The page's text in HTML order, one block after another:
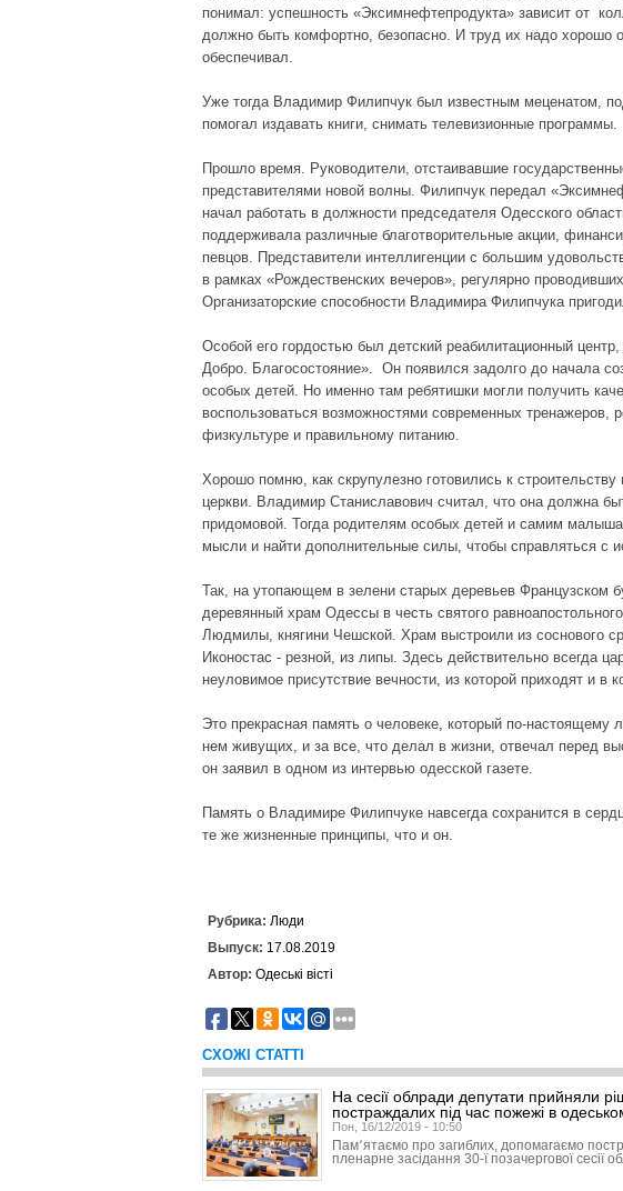
понимал: успешность «Эксимнефтепродукта» зависит от
должно быть комфортно, безопасно. И труд их надо хорошо
обеспечивал.
Уже тогда Владимир Филипчук был известным меценатом,
помогал издавать книги, снимать телевизионные программы.
Прошло время. Руководители, отстаивавшие
представителями новой волны. Филипчук передал
начал работать в должности председателя Одесского
поддерживала различные благотворительные акции,
певцов. Представители интеллигенции с большим
в рамках «Рождественских вечеров», регулярно
Организаторские способности Владимира Филипчука
Особой его гордостью был детский реабилитационный
Добро. Благосостояние». Он появился задолго до начала
особых детей. Но именно там ребятишки могли получить
воспользоваться возможностями современных тренажеров,
физкультуре и правильному питанию.
Хорошо помню, как скрупулезно готовились к строительству
церкви. Владимир Станиславович считал, что она должна
придомовой. Тогда родителям особых детей и самим
мысли и найти дополнительные силы, чтобы справляться с
Так, на утопающем в зелени старых деревьев Французском
деревянный храм Одессы в честь святого
Людмилы, княгини Чешской. Храм выстроили из соснового
Иконостас - резной, из липы. Здесь действительно всегда
неуловимое присутствие вечности, из которой приходят и в
Это прекрасная память о человеке, который по-
нем живущих, и за все, что делал в жизни, отвечал перед
он заявил в одном из интервью одесской газете.
Память о Владимире Филипчуке навсегда сохранится в
те же жизненные принципы, что и он.
Рубрика: Люди
Выпуск: 17.08.2019
Автор: Одеські вісті
СХОЖІ СТАТТІ
На сесії облради депутати прийняли
постраждалих під час пожежі в
Пон, 16/12/2019 - 10:50
Пам՚ятаємо про загиблих, допомагаємо
пленарне засідання 30-ї позачергової сесії